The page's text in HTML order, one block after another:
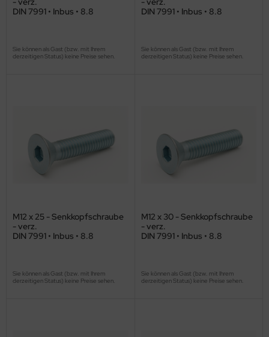
DIN 7991 • Inbus • 8.8
Sie können als Gast (bzw. mit Ihrem
derzeitigen Status) keine Preise sehen.
DIN 7991 • Inbus • 8.8
Sie können als Gast (bzw. mit Ihrem
derzeitigen Status) keine Preise sehen.
M12 x 25 - Senkkopfschraube
- verz.
DIN 7991 • Inbus • 8.8
Sie können als Gast (bzw. mit Ihrem
derzeitigen Status) keine Preise sehen.
M12 x 30 - Senkkopfschraube
- verz.
DIN 7991 • Inbus • 8.8
Sie können als Gast (bzw. mit Ihrem
derzeitigen Status) keine Preise sehen.